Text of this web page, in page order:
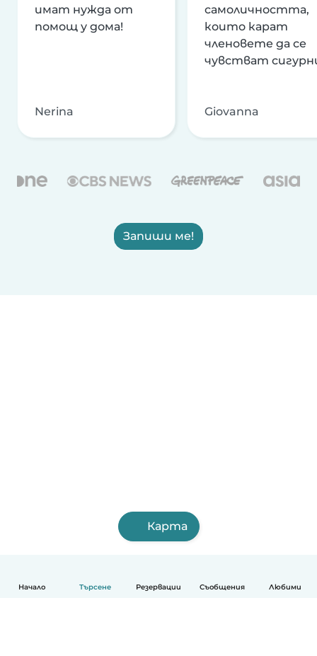
Начало Търсене Резервации Съобщения Любими
имат нужда от
помощ у дома!
Nerina
самоличността,
които карат
членовете да се
чувстват
Giovanna
Запиши ме!
Карта